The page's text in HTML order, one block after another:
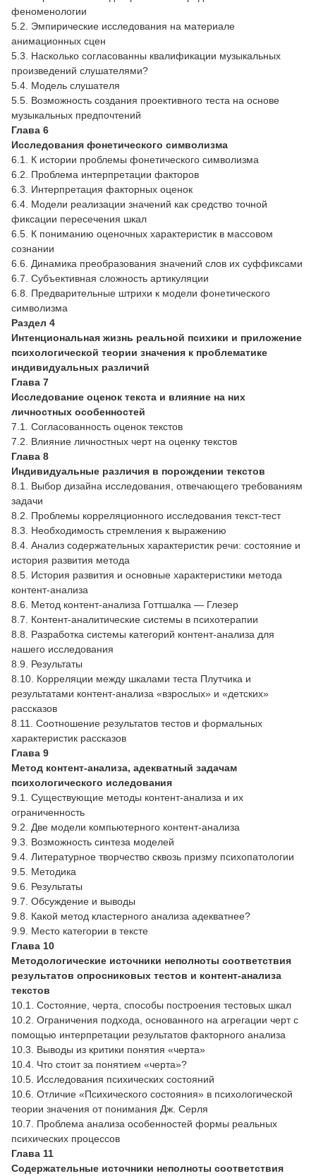
феноменологии
5.2. Эмпирические исследования на материале
анимационных сцен
5.3. Насколько согласованны квалификации музыкальных
произведений слушателями?
5.4. Модель слушателя
5.5. Возможность создания проективного теста на основе
музыкальных предпочтений
Глава 6
Исследования фонетического символизма
6.1. К истории проблемы фонетического символизма
6.2. Проблема интерпретации факторов
6.3. Интерпретация факторных оценок
6.4. Модели реализации значений как средство точной
фиксации пересечения шкал
6.5. К пониманию оценочных характеристик в массовом
сознании
6.6. Динамика преобразования значений слов их суффиксами
6.7. Субъективная сложность артикуляции
6.8. Предварительные штрихи к модели фонетического
символизма
Раздел 4
Интенциональная жизнь реальной психики и приложение
психологической теории значения к проблематике
индивидуальных различий
Глава 7
Исследование оценок текста и влияние на них
личностных особенностей
7.1. Согласованность оценок текстов
7.2. Влияние личностных черт на оценку текстов
Глава 8
Индивидуальные различия в порождении текстов
8.1. Выбор дизайна исследования, отвечающего требованиям
задачи
8.2. Проблемы корреляционного исследования текст-тест
8.3. Необходимость стремления к выражению
8.4. Анализ содержательных характеристик речи: состояние и
история развития метода
8.5. История развития и основные характеристики метода
контент-анализа
8.6. Метод контент-анализа Готтшалка — Глезер
8.7. Контент-аналитические системы в психотерапии
8.8. Разработка системы категорий контент-анализа для
нашего исследования
8.9. Результаты
8.10. Корреляции между шкалами теста Плутчика и
результатами контент-анализа «взрослых» и «детских»
рассказов
8.11. Соотношение результатов тестов и формальных
характеристик рассказов
Глава 9
Метод контент-анализа, адекватный задачам
психологического иследования
9.1. Существующие методы контент-анализа и их
ограниченность
9.2. Две модели компьютерного контент-анализа
9.3. Возможность синтеза моделей
9.4. Литературное творчество сквозь призму психопатологии
9.5. Методика
9.6. Результаты
9.7. Обсуждение и выводы
9.8. Какой метод кластерного анализа адекватнее?
9.9. Место категории в тексте
Глава 10
Методологические источники неполноты соответствия
результатов опросниковых тестов и контент-анализа
текстов
10.1. Состояние, черта, способы построения тестовых шкал
10.2. Ограничения подхода, основанного на агрегации черт с
помощью интерпретации результатов факторного анализа
10.3. Выводы из критики понятия «черта»
10.4. Что стоит за понятием «черта»?
10.5. Исследования психических состояний
10.6. Отличие «Психического состояния» в психологической
теории значения от понимания Дж. Серля
10.7. Проблема анализа особенностей формы реальных
психических процессов
Глава 11
Содержательные источники неполноты соответствия